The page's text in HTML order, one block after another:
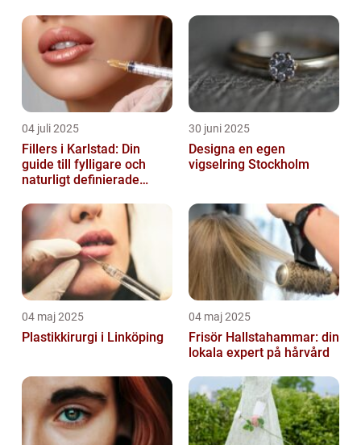
04 juli 2025
Fillers i Karlstad: Din
guide till fylligare och
naturligt definierade
30 juni 2025
Designa en egen
vigselring Stockholm
04 maj 2025
Plastikkirurgi i Linköping
04 maj 2025
Frisör Hallstahammar: din
lokala expert på hårvård